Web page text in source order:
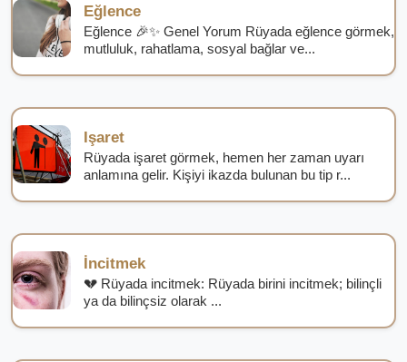
Eğlence
Eğlence 🎉✨ Genel Yorum Rüyada eğlence görmek,
mutluluk, rahatlama, sosyal bağlar ve...
Işaret
Rüyada işaret görmek, hemen her zaman uyarı
anlamına gelir. Kişiyi ikazda bulunan bu tip r...
İncitmek
💔 Rüyada incitmek: Rüyada birini incitmek; bilinçli
ya da bilinçsiz olarak ...